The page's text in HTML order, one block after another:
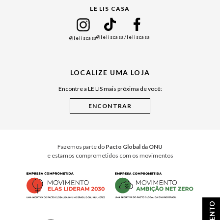
Cuidados Casa
LE LIS CASA
@leliscasa@leliscasa/leliscasa
LOCALIZE UMA LOJA
Encontre a LE LIS mais próxima de você:
Fazemos parte do Pacto Global da ONU
e estamos comprometidos com os movimentos